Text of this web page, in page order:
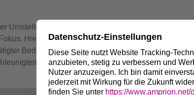
Umstellung des Energiesystems im Zuge der
Hier spielen unter anderem
Bedarf wird vor dem Hintergrund der nochmals
Kohleausstiegs nachjustiert werden